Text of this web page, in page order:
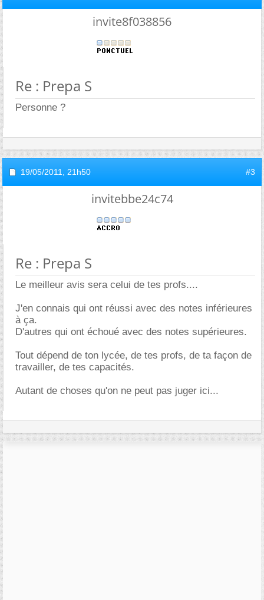
invite8f038856
Re : Prepa S
Personne ?
19/05/2011, 21h50 #3
invitebbe24c74
Re : Prepa S
Le meilleur avis sera celui de tes profs....
J'en connais qui ont réussi avec des notes inférieures
à ça.
D'autres qui ont échoué avec des notes supérieures.
Tout dépend de ton lycée, de tes profs, de ta façon de
travailler, de tes capacités.
Autant de choses qu'on ne peut pas juger ici...